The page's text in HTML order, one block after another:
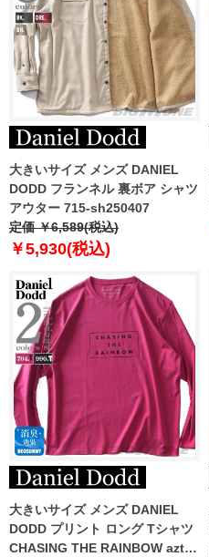
大きいサイズ メンズ DANIEL
DODD フランネル 裏ボア シャツ
アウター 715-sh250407
定価 ￥6,589(税込)
￥5,930(税込)
大きいサイズ メンズ DANIEL
DODD プリント ロング Tシャツ
CHASING THE RAINBOW azt-